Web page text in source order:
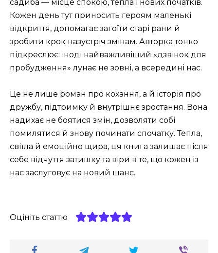
садиба — місце спокою, тепла і нових початків.
Кожен день тут приносить героям маленькі
відкриття, допомагає загоїти старі рани й
зробити крок назустріч змінам. Авторка тонко
підкреслює: іноді найважливіший «дзвінок для
пробудження» лунає не зовні, а всередині нас.
Це не лише роман про кохання, а й історія про
дружбу, підтримку й внутрішнє зростання. Вона
надихає не боятися змін, дозволяти собі
помилятися й знову починати спочатку. Тепла,
світла й емоційно щира, ця книга залишає після
себе відчуття затишку та віри в те, що кожен із
нас заслуговує на новий шанс.
Оцініть статтю